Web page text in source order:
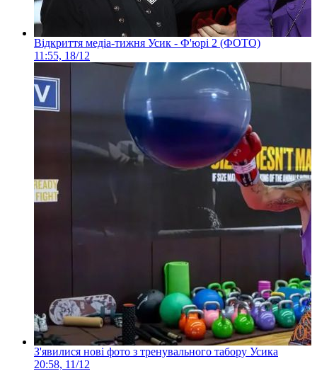
Відкриття медіа-тижня Усик - Ф'юрі 2 (ФОТО)
11:55, 18/12
З'явилися нові фото з тренувального табору Усика
20:58, 11/12